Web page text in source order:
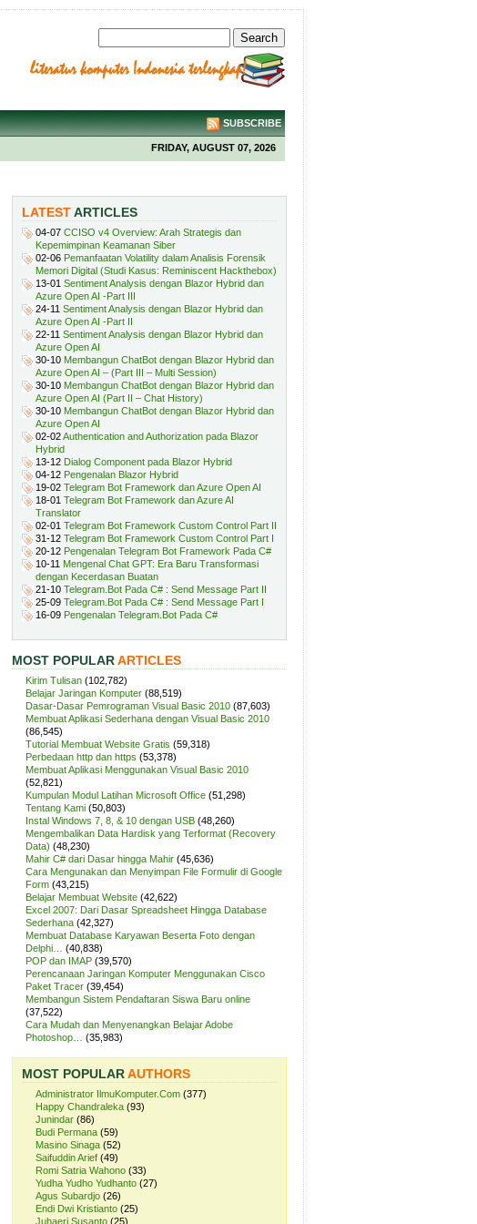
SUBSCRIBE
FRIDAY, AUGUST 07, 2026
LATESTARTICLES
04-07 CCISO v4 Overview: Arah Strategis dan
Kepemimpinan Keamanan Siber
02-06 Pemanfaatan Volatility dalam Analisis Forensik
Memori Digital (Studi Kasus: Reminiscent Hackthebox)
13-01 Sentiment Analysis dengan Blazor Hybrid dan
Azure Open AI -Part III
24-11 Sentiment Analysis dengan Blazor Hybrid dan
Azure Open AI -Part II
22-11 Sentiment Analysis dengan Blazor Hybrid dan
Azure Open AI
30-10 Membangun ChatBot dengan Blazor Hybrid dan
Azure Open AI – (Part III – Multi Session)
30-10 Membangun ChatBot dengan Blazor Hybrid dan
Azure Open AI (Part II – Chat History)
30-10 Membangun ChatBot dengan Blazor Hybrid dan
Azure Open AI
02-02Authentication and Authorization pada Blazor
Hybrid
13-12 Dialog Component pada Blazor Hybrid
04-12 Pengenalan Blazor Hybrid
19-02 Telegram Bot Framework dan Azure Open AI
18-01 Telegram Bot Framework dan Azure AI
Translator
02-01 Telegram Bot Framework Custom Control Part II
31-12 Telegram Bot Framework Custom Control Part I
20-12 Pengenalan Telegram Bot Framework Pada C#
10-11 Mengenal Chat GPT: Era Baru Transformasi
dengan Kecerdasan Buatan
21-10 Telegram.Bot Pada C# : Send Message Part II
25-09 Telegram.Bot Pada C# : Send Message Part I
16-09 Pengenalan Telegram.Bot Pada C#
MOST POPULARARTICLES
Kirim Tulisan (102,782)
Belajar Jaringan Komputer (88,519)
Dasar-Dasar Pemrograman Visual Basic 2010 (87,603)
Membuat Aplikasi Sederhana dengan Visual Basic 2010
(86,545)
Tutorial Membuat Website Gratis (59,318)
Perbedaan http dan https (53,378)
Membuat Aplikasi Menggunakan Visual Basic 2010
(52,821)
Kumpulan Modul Latihan Microsoft Office (51,298)
Tentang Kami (50,803)
Instal Windows 7, 8, & 10 dengan USB (48,260)
Mengembalikan Data Hardisk yang Terformat (Recovery
Data) (48,230)
Mahir C# dari Dasar hingga Mahir (45,636)
Cara Mengunakan dan Menyimpan File Formulir di Google
Form (43,215)
Belajar Membuat Website (42,622)
Excel 2007: Dari Dasar Spreadsheet Hingga Database
Sederhana (42,327)
Membuat Database Karyawan Beserta Foto dengan
Delphi…
(40,838)
POP dan IMAP (39,570)
Perencanaan Jaringan Komputer Menggunakan Cisco
Paket Tracer (39,454)
Membangun Sistem Pendaftaran Siswa Baru online
(37,522)
Cara Mudah dan Menyenangkan Belajar Adobe
Photoshop…
(35,983)
MOST POPULARAUTHORS
Administrator IlmuKomputer.Com (377)
Happy Chandraleka (93)
Junindar (86)
Budi Permana (59)
Masino Sinaga (52)
Saifuddin Arief (49)
Romi Satria Wahono (33)
Yudha Yudho Yudhanto (27)
Agus Subardjo (26)
Endi Dwi Kristianto (25)
Juhaeri Susanto (25)